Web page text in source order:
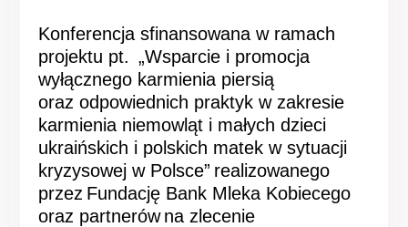
Konferencja sfinansowana w ramach
projektu pt. „Wsparcie i promocja
wyłącznego karmienia piersią
oraz odpowiednich praktyk w zakresie
karmienia niemowląt i małych dzieci
ukraińskich i polskich matek w sytuacji
kryzysowej w Polsce” realizowanego
przez Fundację Bank Mleka Kobiecego
oraz partnerów na zlecenie